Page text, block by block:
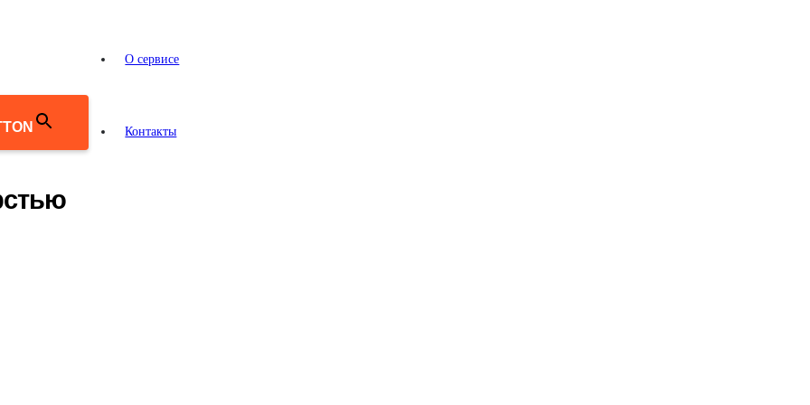
О сервисе
Контакты